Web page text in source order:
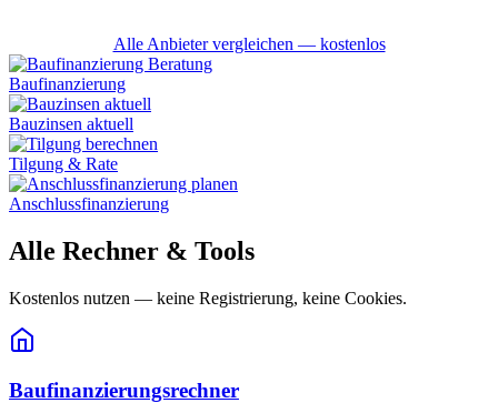
Alle Anbieter vergleichen — kostenlos
Baufinanzierung
Bauzinsen aktuell
Tilgung & Rate
Anschlussfinanzierung
Alle Rechner & Tools
Kostenlos nutzen — keine Registrierung, keine Cookies.
Baufinanzierungsrechner